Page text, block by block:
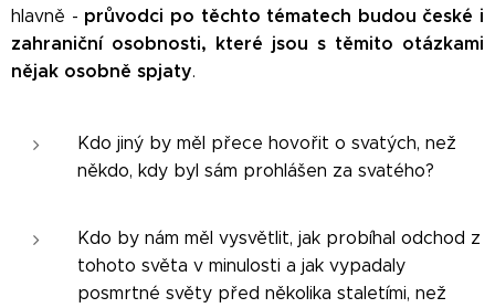
hlavně - průvodci po těchto tématech budou české i
zahraniční osobnosti, které jsou s těmito otázkami
nějak osobně spjaty.
Kdo jiný by měl přece hovořit o svatých, než
někdo, kdy byl sám prohlášen za svatého?
Kdo by nám měl vysvětlit, jak probíhal odchod z
tohoto světa v minulosti a jak vypadaly
posmrtné světy před několika staletími, než